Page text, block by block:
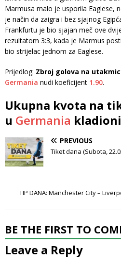
Marmusa malo je usporila Eaglese,
je način da zaigra i bez sjajnog
Frankfurtu je bio sjajan meč ove
rezultatom 3:3, kada je Marmus
bio strijelac jednom za Eaglese.
Prijedlog: Zbroj golova na
Germania nudi koeficijent 1.90.
Ukupna kvota na
u Germania
PREVIOUS
Tiket dana (Subota,
TIP DANA: Manchester City –
BE THE FIRST TO
Leave a Reply